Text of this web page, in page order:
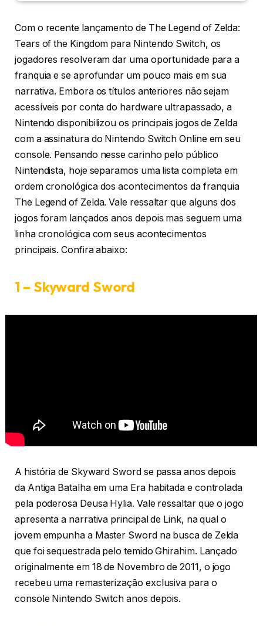
Com o recente lançamento de The Legend of Zelda:
Tears of the Kingdom para Nintendo Switch, os
jogadores resolveram dar uma oportunidade para a
franquia e se aprofundar um pouco mais em sua
narrativa. Embora os títulos anteriores não sejam
acessíveis por conta do hardware ultrapassado, a
Nintendo disponibilizou os principais jogos de Zelda
com a assinatura do Nintendo Switch Online em seu
console. Pensando nesse carinho pelo público
Nintendista, hoje separamos uma lista completa em
ordem cronológica dos acontecimentos da franquia
The Legend of Zelda. Vale ressaltar que alguns dos
jogos foram lançados anos depois mas seguem uma
linha cronológica com seus acontecimentos
principais. Confira abaixo:
1 – Skyward Sword
A história de Skyward Sword se passa anos depois
da Antiga Batalha em uma Era habitada e controlada
pela poderosa Deusa Hylia. Vale ressaltar que o jogo
apresenta a narrativa principal de Link, na qual o
jovem empunha a Master Sword na busca de Zelda
que foi sequestrada pelo temido Ghirahim. Lançado
originalmente em 18 de Novembro de 2011, o jogo
recebeu uma remasterização exclusiva para o
console Nintendo Switch anos depois.